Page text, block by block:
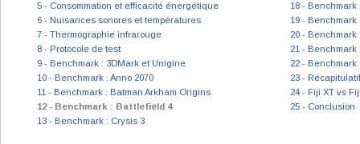
5 - Consommation et efficacité énergétique
6 - Nuisances sonores et températures
7 - Thermographie infrarouge
8 - Protocole de test
9 - Benchmark : 3DMark et Unigine
10 - Benchmark : Anno 2070
11 - Benchmark : Batman Arkham Origins
12 - Benchmark : Battlefield 4
13 - Benchmark : Crysis 3
18 - Benchmark
19 - Benchmark
20 -
21 -
22 - Benchmark
23 -
24 - Fiji XT vs
25 - Conclusion